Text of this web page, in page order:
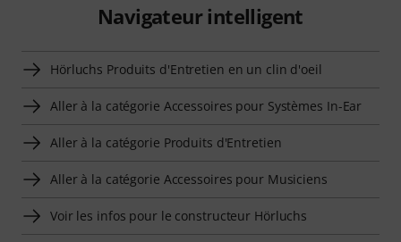
Navigateur intelligent
Hörluchs Produits d'Entretien en un clin d'oeil
Aller à la catégorie Accessoires pour Systèmes In-Ear
Aller à la catégorie Produits d'Entretien
Aller à la catégorie Accessoires pour Musiciens
Voir les infos pour le constructeur Hörluchs